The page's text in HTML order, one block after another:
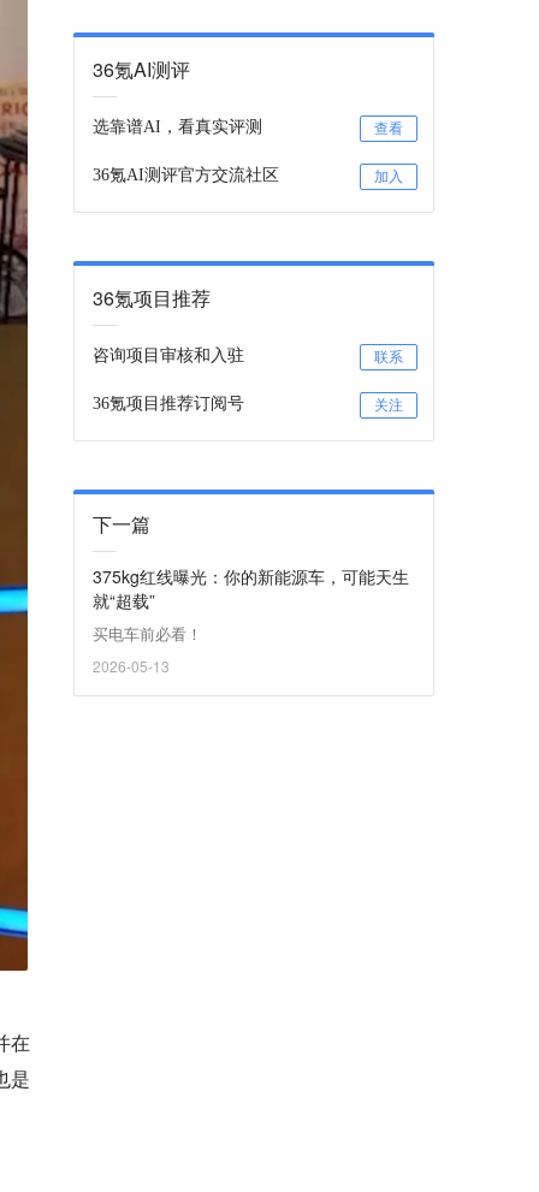
在
是
36氪AI测评
选靠谱AI，看真实评测 查看
36氪AI测评官方交流社区 加入
36氪项目推荐
咨询项目审核和入驻 联系
36氪项目推荐订阅号 关注
下一篇
375kg红线曝光：你的新能源车，可能天生
就“超载”
买电车前必看！
2026-05-13